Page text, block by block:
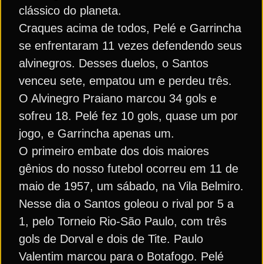
clássico do planeta.
Craques acima de todos, Pelé e Garrincha
se enfrentaram 11 vezes defendendo seus
alvinegros. Desses duelos, o Santos
venceu sete, empatou um e perdeu três.
O Alvinegro Praiano marcou 34 gols e
sofreu 18. Pelé fez 10 gols, quase um por
jogo, e Garrincha apenas um.
O primeiro embate dos dois maiores
gênios do nosso futebol ocorreu em 11 de
maio de 1957, um sábado, na Vila Belmiro.
Nesse dia o Santos goleou o rival por 5 a
1, pelo Torneio Rio-São Paulo, com três
gols de Dorval e dois de Tite. Paulo
Valentim marcou para o Botafogo. Pelé